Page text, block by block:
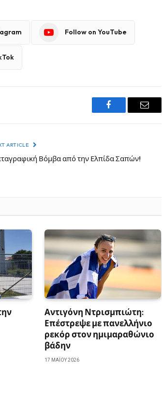
Follow on YouTube
Facebook Email
ARTICLE
Βόμβα από την Ελπίδα Σαπών!
Αντιγόνη Ντρισμπιώτη:
Επέστρεψε με πανελλήνιο
ρεκόρ στον ημιμαραθώνιο
βάδην
17 ΜΑΪ́ΟΥ 2026